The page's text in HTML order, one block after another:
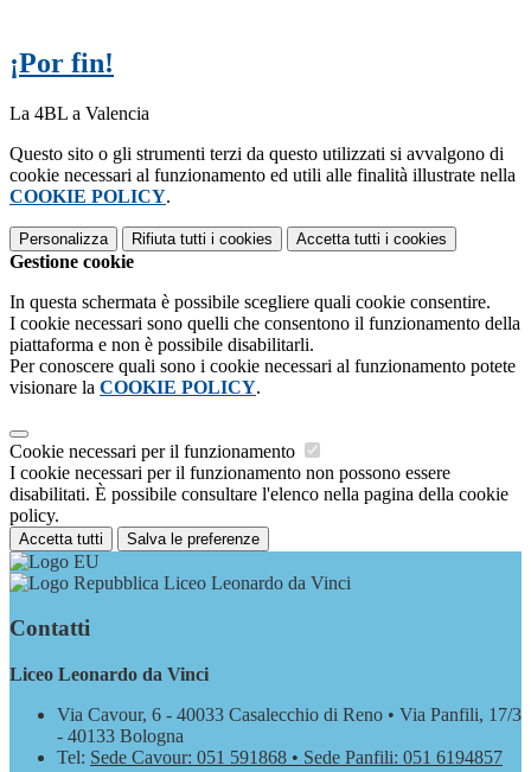
¡Por fin!
La 4BL a Valencia
Questo sito o gli strumenti terzi da questo utilizzati si avvalgono di
cookie necessari al funzionamento ed utili alle finalità illustrate nella
COOKIE POLICY.
Personalizza Rifiuta tutti i cookies Accetta tutti i cookies
Gestione cookie
In questa schermata è possibile scegliere quali cookie consentire.
I cookie necessari sono quelli che consentono il funzionamento della
piattaforma e non è possibile disabilitarli.
Per conoscere quali sono i cookie necessari al funzionamento potete
visionare la COOKIE POLICY.
Cookie necessari per il funzionamento
I cookie necessari per il funzionamento non possono essere
disabilitati. È possibile consultare l'elenco nella pagina della cookie
policy.
Accetta tutti Salva le preferenze
Liceo Leonardo da Vinci
Contatti
Liceo Leonardo da Vinci
Via Cavour, 6 - 40033 Casalecchio di Reno • Via Panfili, 17/3
- 40133 Bologna
Tel: Sede Cavour: 051 591868 • Sede Panfili: 051 6194857